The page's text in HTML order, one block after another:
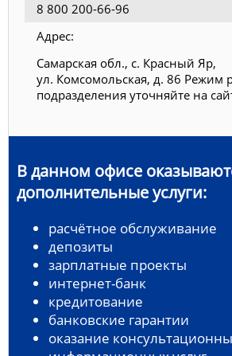
8 800 200-66-96
Адрес:
Самарская обл., с. Красный Яр,
ул. Комсомольская, д. 86 Режим
подразделения уточняйте на
В данном офисе
дополнительные услуги:
расчётное обслуживание
депозиты
зарплатные проекты
интернет-банк
кредитование
банковские гарантии
оказание